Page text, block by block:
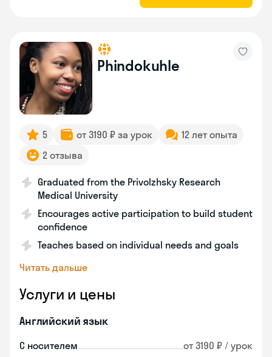
Phindokuhle
5 от 3190 ₽ за урок
12 лет опыта
2 отзыва
Graduated from the Privolzhsky Research
Medical University
Encourages active participation to build student
confidence
Teaches based on individual needs and goals
Читать дальше
Услуги и цены
Английский язык
С носителем от 3190 ₽ / урок